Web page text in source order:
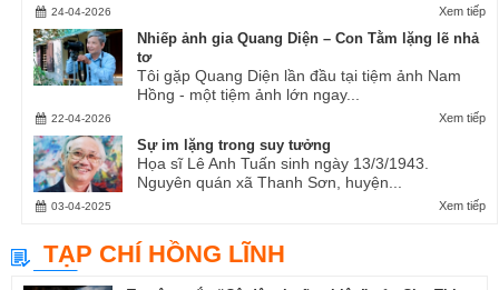
Xem tiếp
24-04-2026
Nhiếp ảnh gia Quang Diện – Con Tằm lặng lẽ nhả
tơ
Tôi gặp Quang Diện lần đầu tại tiệm ảnh Nam
Hồng - một tiệm ảnh lớn ngay...
Xem tiếp
22-04-2026
Sự im lặng trong suy tưởng
Họa sĩ Lê Anh Tuấn sinh ngày 13/3/1943.
Nguyên quán xã Thanh Sơn, huyện...
Xem tiếp
03-04-2025
TẠP CHÍ HỒNG LĨNH